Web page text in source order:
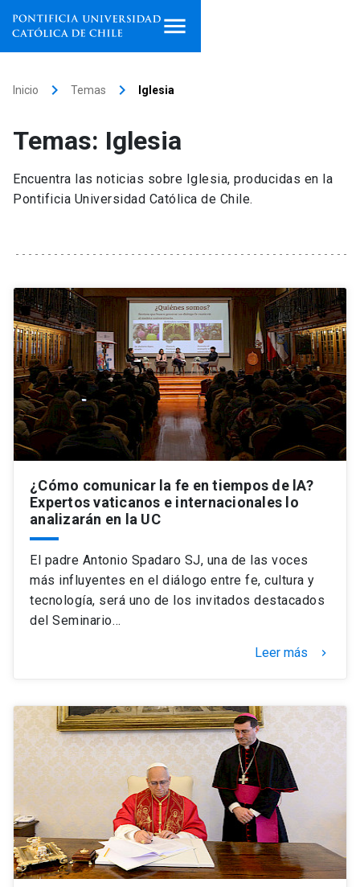
Facultades, escuelas e
institutos
Internacionalización launch
Extensión
Vinculación
Universidad
Información para keyboard_arrow_down
Futuros estudiantes
Estudiantes
Personal
Alumni launch
Go to english site
ACCESOS DIRECTOS
Admisión launch
Mi Cuenta UC launch
Correo UC launch
Donaciones launch
Inicio keyboard_arrow_right Temas keyboard_arrow_right Iglesia
Temas: Iglesia
Encuentra las noticias sobre Iglesia, producidas en la
Pontificia Universidad Católica de Chile.
¿Cómo comunicar la fe en tiempos de lA?
Expertos vaticanos e internacionales lo
analizarán en la UC
El padre Antonio Spadaro SJ, una de las voces
más influyentes en el diálogo entre fe, cultura y
tecnología, será uno de los invitados destacados
del Seminario…
Leer más keyboard_arrow_right